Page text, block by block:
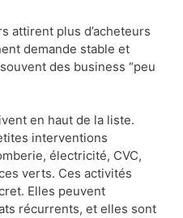
attirent plus d’acheteurs
demande stable et
des business “peu
en haut de la liste.
interventions
électricité, CVC,
verts. Ces activités
Elles peuvent
récurrents, et elles sont